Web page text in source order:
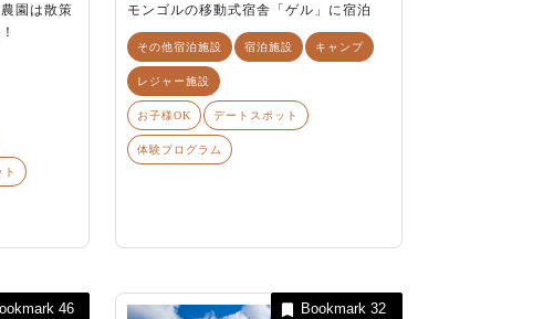
園は散策
ト
モンゴルの移動式宿舎「ゲル」に宿泊
その他宿泊施設 宿泊施設 キャンプ
レジャー施設
お子様OK デートスポット
体験プログラム
46 Bookmark32